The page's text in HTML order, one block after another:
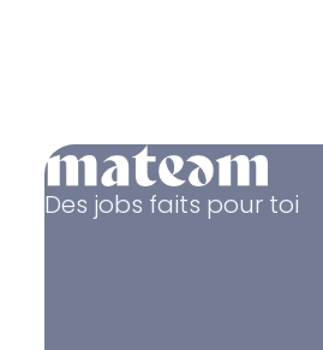
Des jobs faits pour toi